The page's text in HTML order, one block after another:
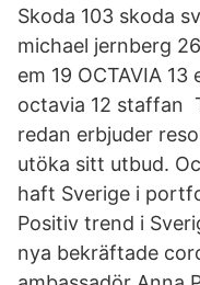
Skoda 103 skoda
michael jernberg
em 19 OCTAVIA
octavia 12 staffan
redan erbjuder
utöka sitt utbud.
haft Sverige i
Positiv trend i
nya bekräftade